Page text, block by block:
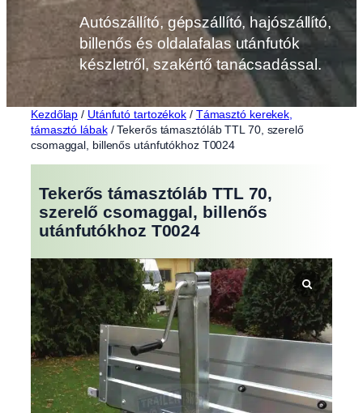
Autószállító, gépszállító, hajószállító,
billenős és oldalafalas utánfutók
készletről, szakértő tanácsadással.
Kezdőlap / Utánfutó tartozékok / Támasztó kerekek,
támasztó lábak/ Tekerős támasztóláb TTL 70, szerelő
csomaggal, billenős utánfutókhoz T0024
Tekerős támasztóláb TTL 70,
szerelő csomaggal, billenős
utánfutókhoz T0024